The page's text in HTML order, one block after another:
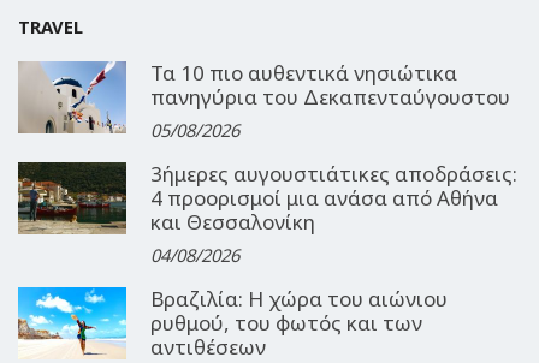
TRAVEL
Τα 10 πιο αυθεντικά νησιώτικα
πανηγύρια του Δεκαπενταύγουστου
05/08/2026
3ήμερες αυγουστιάτικες αποδράσεις:
4 προορισμοί μια ανάσα από Αθήνα
και Θεσσαλονίκη
04/08/2026
Βραζιλία: Η χώρα του αιώνιου
ρυθμού, του φωτός και των
αντιθέσεων